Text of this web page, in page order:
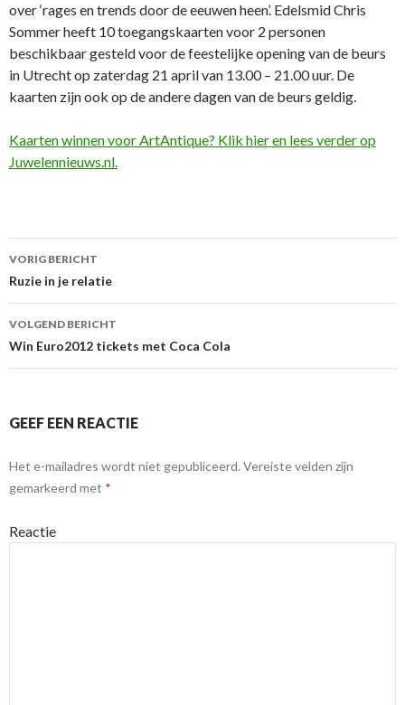
over ‘rages en trends door de eeuwen heen’. Edelsmid Chris
Sommer heeft 10 toegangskaarten voor 2 personen
beschikbaar gesteld voor de feestelijke opening van de beurs
in Utrecht op zaterdag 21 april van 13.00 – 21.00 uur. De
kaarten zijn ook op de andere dagen van de beurs geldig.
Kaarten winnen voor ArtAntique? Klik hier en lees verder op
Juwelennieuws.nl.
Berichtnavigatie
VORIG BERICHT
Ruzie in je relatie
VOLGEND BERICHT
Win Euro2012 tickets met Coca Cola
GEEF EEN REACTIE
Het e-mailadres wordt niet gepubliceerd. Vereiste velden zijn
gemarkeerd met *
Reactie